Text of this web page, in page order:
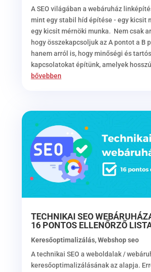
A SEO világában a webáruház
mint egy stabil híd építése - egy kicsit
egy kicsit mérnöki munka. Nem csak
hogy összekapcsoljuk az A pontot a B
hanem arról is, hogy minőségi és tartós
kapcsolatokat építünk, amelyek
bővebben
TECHNIKAI SEO
16 PONTOS ELLENŐRZŐ
Keresőoptimalizálás,Webshop seo
A technikai SEO a weboldalak /
keresőoptimalizálásának az alapja.